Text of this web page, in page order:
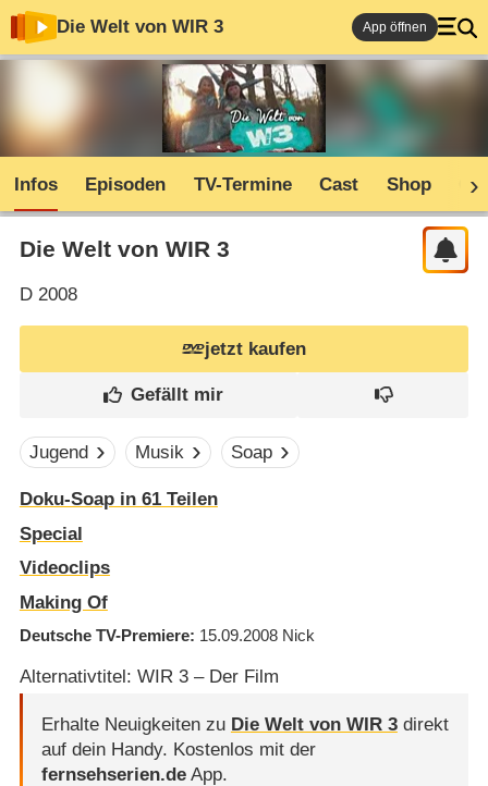
Die Welt von WIR 3 App öffnen
Infos Episoden TV-Termine Cast Shop
Die Welt von WIR 3
D2008
jetzt kaufen
Jugend Musik Soap
Doku-Soap in 61 Teilen
Special
Videoclips
Making Of
Deutsche TV-Premiere 15.09.2008 Nick
Alternativtitel: WIR 3 – Der Film
Erhalte Neuigkeiten zu Die Welt von WIR 3direkt
auf dein Handy. Kostenlos mit der
fernsehserien.deApp.